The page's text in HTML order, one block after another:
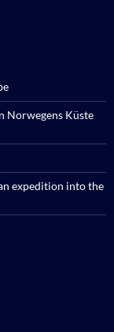
Norwegens Küste
expedition into the